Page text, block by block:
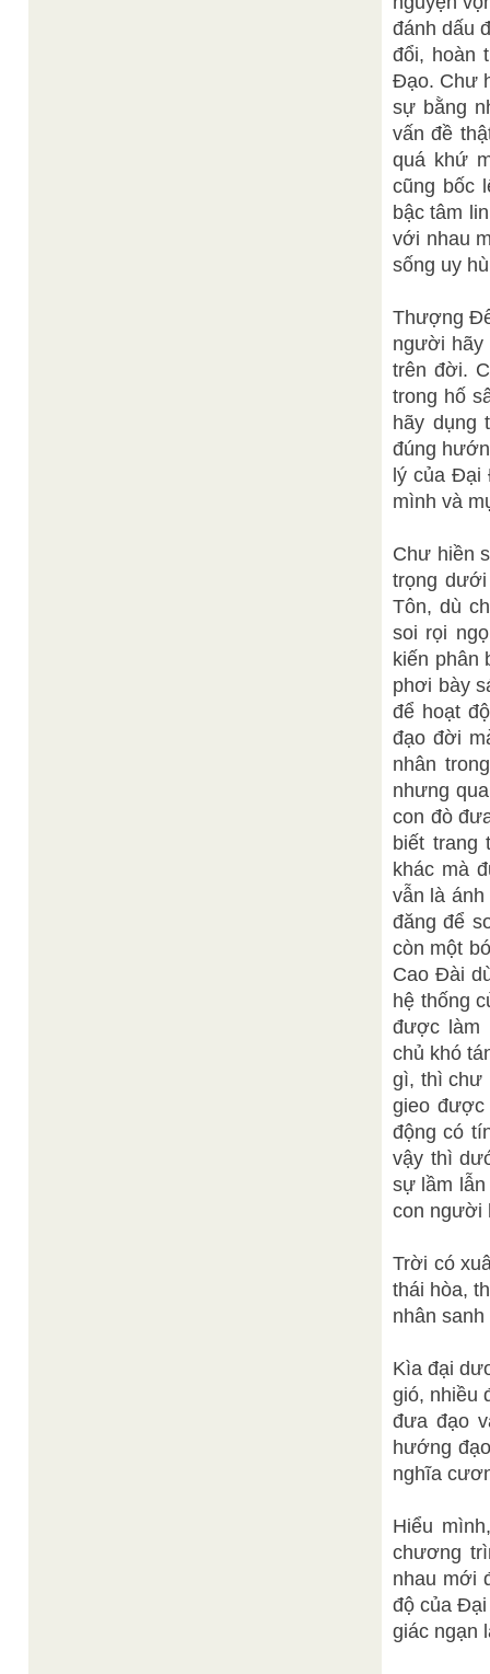
đánh dấu
đổi, hoàn
Đạo. Chư
sự bằng
vấn đề
quá khứ
cũng bốc
bậc tâm
với nhau
sống uy
Thượng
người hãy
trên đời.
trong hố
hãy dụng
đúng
lý của Đại
mình và
Chư hiền
trọng
Tôn, dù
soi rọi
kiến phân
phơi bày
để hoạt
đạo đời
nhân
nhưng
con đò
biết trang
khác mà
vẫn là
đăng để
còn một
Cao Đài
hệ thống
được làm
chủ khó
gì, thì chư
gieo được
động có
vậy thì
sự lầm
con người
Trời có
thái hòa,
nhân
Kìa đại
gió, nhiều
đưa đạo
hướng
nghĩa
Hiểu
chương
nhau mới
độ của
giác ngạn